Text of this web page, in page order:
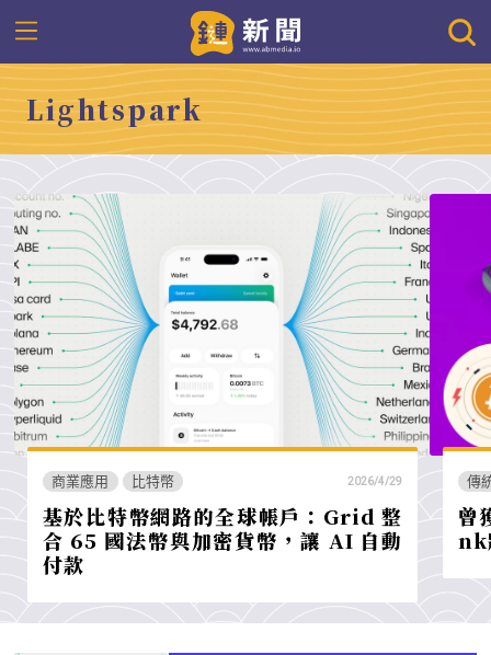
Lightspark
商業應用 比特幣 2026/4/29
基於比特幣網路的全球帳戶：Grid 整
合 65 國法幣與加密貨幣，讓 AI 自動
付款
傳
曾
nk